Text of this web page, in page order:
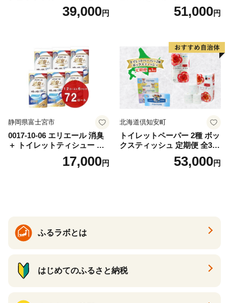
替（43枚×3P）×24袋 日用品
おもちゃ 拭き取り 手拭き 外
39,000円
ットペーパー ダブル 45ｍ 計
72ロール 全18種 花柄 プリン
ー 消耗品 備蓄 送料無料 北海
道 倶知安町 日用品
51,000円
静岡県富士宮市
0017-10-06 エリエール 消臭
＋ トイレットティシュー し
っかり香るフレッシュクリア
の香り ダブル 12ロール×6パ
17,000円
北海道倶知安町
トイレットペーパー 2種 ボッ
クスティッシュ 定期便 全3
回 日本製 まとめ買い 防災
常備品 日用雑貨 消耗品 生活
53,000円
ふるラボとは
はじめてのふるさと納税